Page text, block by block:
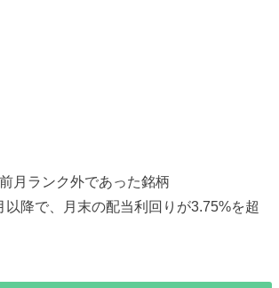
ランク外であった銘柄
降で、月末の配当利回りが3.75%を超